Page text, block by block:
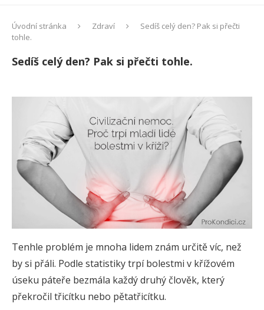
Úvodní stránka Zdraví
Sedíš celý den? Pak si přečti
tohle.
Sedíš celý den? Pak si přečti tohle.
Tenhle problém je mnoha lidem znám určitě víc, než
by si přáli. Podle statistiky trpí bolestmi v křížovém
úseku páteře bezmála každý druhý člověk, který
překročil třicítku nebo pětatřicítku.